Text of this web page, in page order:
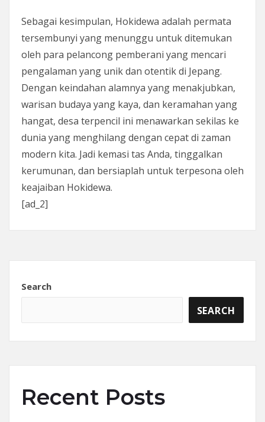
Sebagai kesimpulan, Hokidewa adalah permata
tersembunyi yang menunggu untuk ditemukan
oleh para pelancong pemberani yang mencari
pengalaman yang unik dan otentik di Jepang.
Dengan keindahan alamnya yang menakjubkan,
warisan budaya yang kaya, dan keramahan yang
hangat, desa terpencil ini menawarkan sekilas ke
dunia yang menghilang dengan cepat di zaman
modern kita. Jadi kemasi tas Anda, tinggalkan
kerumunan, dan bersiaplah untuk terpesona oleh
keajaiban Hokidewa.
[ad_2]
Search
SEARCH
Recent Posts